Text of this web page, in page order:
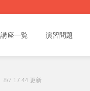
講座一覧 演習問題
8/7 17:44 更新